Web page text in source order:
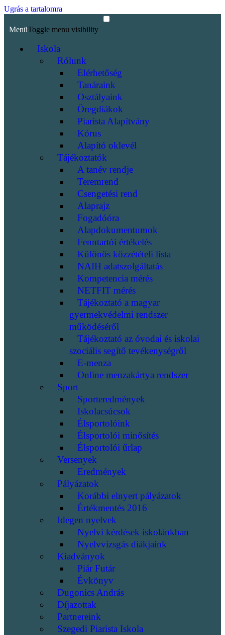
Ugrás a tartalomra
MenüToggle menu visibility
Iskola
Rólunk
Elérhetőség
Tanáraink
Osztályaink
Öregdiákok
Piarista Alapítvány
Kórus
Alapító oklevél
Tájékoztatók
A tanév rendje
Teremrend
Csengetési rend
Alaprajz
Fogadóóra
Alapdokumentumok
Fenntartói értékelés
Különös közzétételi lista
NAIH adatszolgáltatás
Kompetencia mérés
NETFIT mérés
Tájékoztató a magyar
gyermekvédelmi rendszer
működéséről
Tájékoztató az óvodai és iskolai
szociális segítő tevékenységről
E-menza
Online menzakártya rendszer
Sport
Sporteredmények
Iskolacsúcsok
Élsportolóink
Élsportolói minősítés
Élsportolói űrlap
Versenyek
Eredmények
Pályázatok
Korábbi elnyert pályázatok
Értékmentés 2016
Idegen nyelvek
Nyelvi kérdések iskolánkban
Nyelvvizsgás diákjaink
Kiadványok
Piár Futár
Évkönyv
Dugonics András
Díjazottak
Partnereink
Szegedi Piarista Iskola